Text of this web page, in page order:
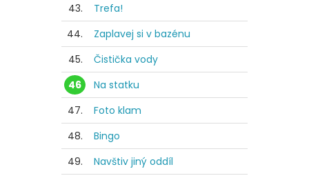
43.
Trefa!
44.
Zaplavej si v bazénu
45.
Čistička vody
46
Na statku
47.
Foto klam
48.
Bingo
49.
Navštiv jiný oddíl